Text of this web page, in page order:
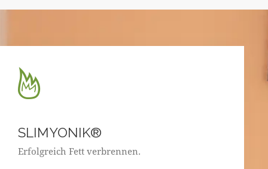
SLIMYONIK®
Erfolgreich Fett verbrennen.